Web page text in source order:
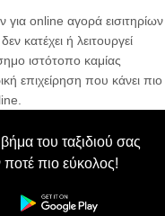
για online αγορά εισιτηρίων
κατέχει ή λειτουργεί
ιστότοπο καμίας
επιχείρηση που κάνει πιο
του ταξιδιού σας
πιο εύκολος!